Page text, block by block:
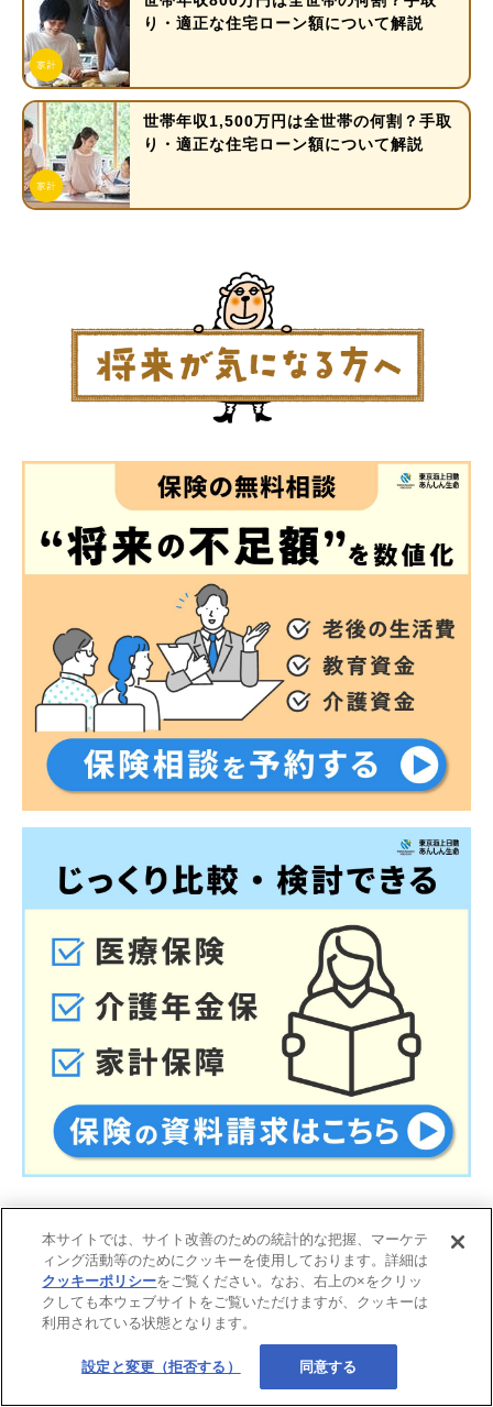
り・適正な住宅ローン額について解説
世帯年収1,500万円は全世帯の何割？手取
り・適正な住宅ローン額について解説
本サイトでは、サイト改善のための統計的な把握、マーケテ
ィング活動等のためにクッキーを使用しております。詳細は
クッキーポリシーをご覧ください。なお、右上の×をクリッ
クしても本ウェブサイトをご覧いただけますが、クッキーは
利用されている状態となります。
設定と変更（拒否する） 同意する